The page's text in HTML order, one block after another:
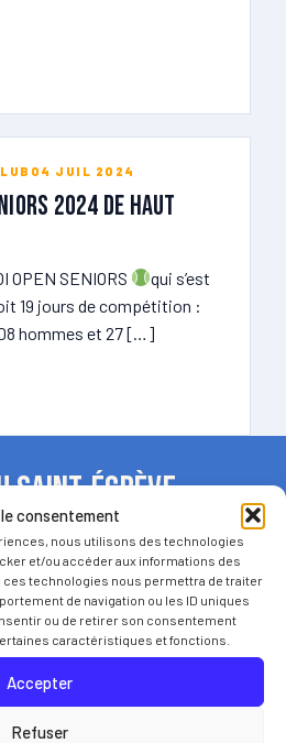
consentement
nous utilisons des technologies
et/ou accéder aux informations des
ces technologies nous permettra de traiter
de navigation ou les ID uniques
ou de retirer son consentement
caractéristiques et fonctions.
Accepter
Refuser
04 JUIL 2024
2024 de haut
OPEN SENIORS
qui s’est
19 jours de compétition :
hommes et 27 […]
Saint-Égrève
jouer toute l’année
adaptés, avec terrains